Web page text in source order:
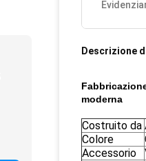
Descrizione
moderna
Costruito da
Colore
Accessorio